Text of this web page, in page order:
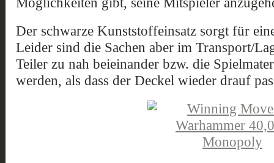
Der schwarze Kunststoffeinsatz sorgt für
Leider sind die Sachen aber im Transport/
Teiler zu nah beieinander bzw. die
werden, als dass der Deckel wieder drauf